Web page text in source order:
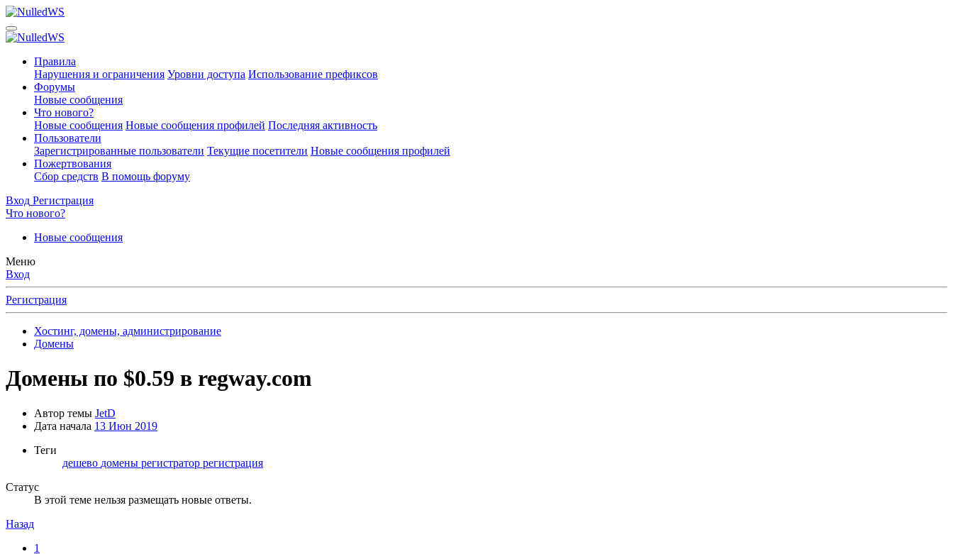
Правила
Нарушения и ограничения Уровни доступа Использование префиксов
Форумы
Новые сообщения
Что нового?
Новые сообщения Новые сообщения профилей Последняя активность
Пользователи
Зарегистрированные пользователи Текущие посетители Новые сообщения профилей
Пожертвования
Сбор средств В помощь форуму
Вход Регистрация
Что нового?
Новые сообщения
Меню
Вход
Регистрация
Хостинг, домены, администрирование
Домены
Домены по $0.59 в regway.com
Автор темы JetD
Дата начала 13 Июн 2019
Теги
дешево домены регистратор регистрация
Статус
В этой теме нельзя размещать новые ответы.
Назад
1